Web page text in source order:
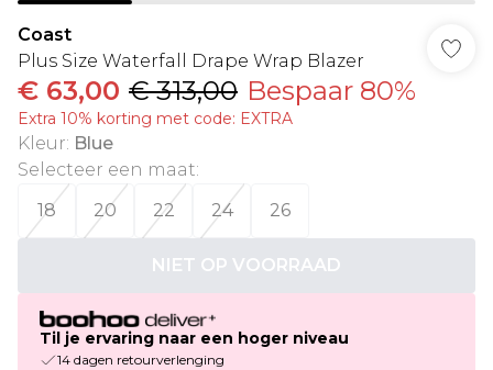
Coast
Plus Size Waterfall Drape Wrap Blazer
€ 63,00 € 313,00 Bespaar 80%
Extra 10% korting met code: EXTRA
Kleur: Blue
Selecteer een maat:
18
20 22 24 26
NIET OP VOORRAAD
Til je ervaring naar een hoger niveau
14 dagen retourverlenging